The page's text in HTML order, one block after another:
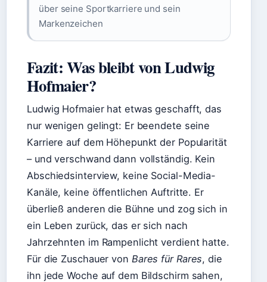
über seine Sportkarriere und sein
Markenzeichen
Fazit: Was bleibt von Ludwig
Hofmaier?
Ludwig Hofmaier hat etwas geschafft, das
nur wenigen gelingt: Er beendete seine
Karriere auf dem Höhepunkt der Popularität
– und verschwand dann vollständig. Kein
Abschiedsinterview, keine Social-Media-
Kanäle, keine öffentlichen Auftritte. Er
überließ anderen die Bühne und zog sich in
ein Leben zurück, das er sich nach
Jahrzehnten im Rampenlicht verdient hatte.
Für die Zuschauer von Bares für Rares, die
ihn jede Woche auf dem Bildschirm sahen,